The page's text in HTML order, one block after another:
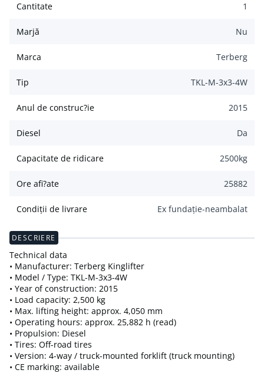
Cantitate 1
Marjă Nu
Marca Terberg
Tip TKL-M-3x3-4W
Anul de construc?ie 2015
Diesel Da
Capacitate de ridicare 2500kg
Ore afi?ate 25882
Condiții de livrare Ex fundație-neambalat
DESCRIERE
Technical data
• Manufacturer: Terberg Kinglifter
• Model / Type: TKL-M-3x3-4W
• Year of construction: 2015
• Load capacity: 2,500 kg
• Max. lifting height: approx. 4,050 mm
• Operating hours: approx. 25,882 h (read)
• Propulsion: Diesel
• Tires: Off-road tires
• Version: 4-way / truck-mounted forklift (truck mounting)
• CE marking: available